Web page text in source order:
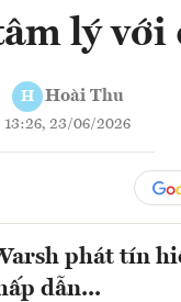
lý với
H Hoài Thu
13:26, 23/06/2026
phát tín
dẫn...